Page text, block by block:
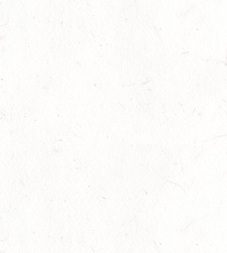
Mitgliederversammlung des PSVRP:
Jahresrückblick – Ehrung –